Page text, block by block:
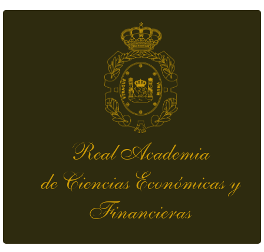
Real Academia
de Ciencias Económicas y
Financieras